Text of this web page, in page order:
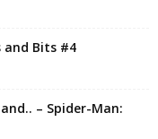
and Bits #4
– Spider-Man: